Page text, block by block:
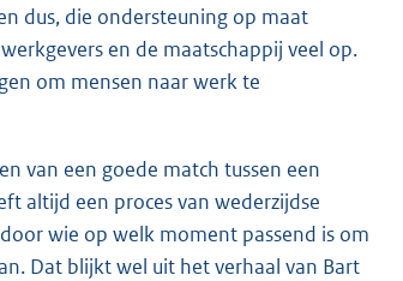
dus, die ondersteuning op maat
en de maatschappij veel op.
om mensen naar werk te
van een goede match tussen een
altijd een proces van wederzijdse
wie op welk moment passend is om
Dat blijkt wel uit het verhaal van Bart